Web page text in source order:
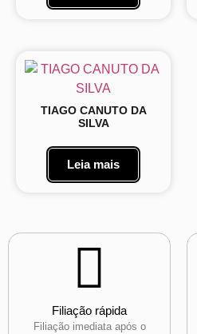
TIAGO CANUTO DA
SILVA
Leia mais
Filiação rápida
Filiação imediata após o